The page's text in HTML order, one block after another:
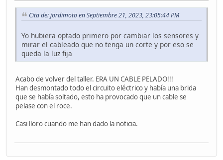
Cita de: jordimoto en Septiembre 21, 2023, 23:05:44 PM
Yo hubiera optado primero por cambiar los sensores y
mirar el cableado que no tenga un corte y por eso se
queda la luz fija
Acabo de volver del taller. ERA UN CABLE PELADO!!!
Han desmontado todo el circuito eléctrico y había una brida
que se había soltado, esto ha provocado que un cable se
pelase con el roce.
Casi lloro cuando me han dado la noticia.